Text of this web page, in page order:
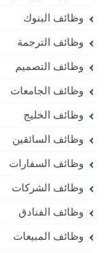
وظائف البنوك
وظائف الترجمة
وظائف التصميم
وظائف الجامعات
وظائف الخليج
وظائف السائقين
وظائف السفارات
وظائف الشركات
وظائف الفنادق
وظائف المبيعات